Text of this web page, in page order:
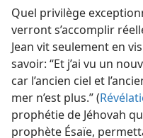
Quel privilège
verront s’accomplir
Jean vit seulement en
savoir: “Et j’ai vu un
car l’ancien ciel et
mer n’est plus.” (
prophétie de Jéhovah
prophète Ésaïe,